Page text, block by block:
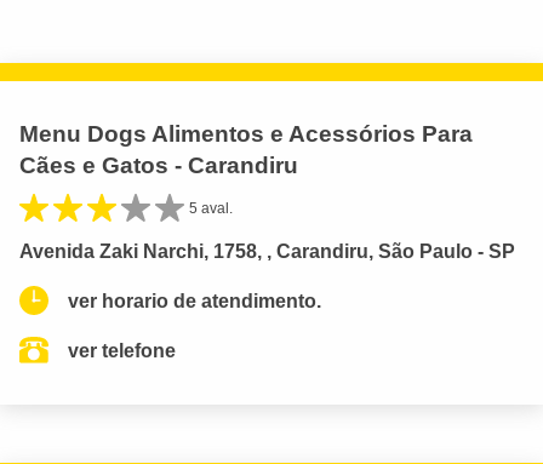
Menu Dogs Alimentos e Acessórios Para
Cães e Gatos - Carandiru
5 aval.
Avenida Zaki Narchi, 1758, , Carandiru, São Paulo - SP
ver horario de atendimento.
ver telefone